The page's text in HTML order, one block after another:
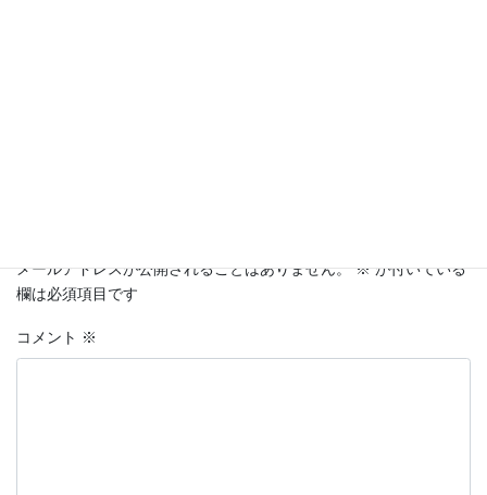
メールアドレスが公開されることはありません。 ※が付いている
欄は必須項目です
コメント ※